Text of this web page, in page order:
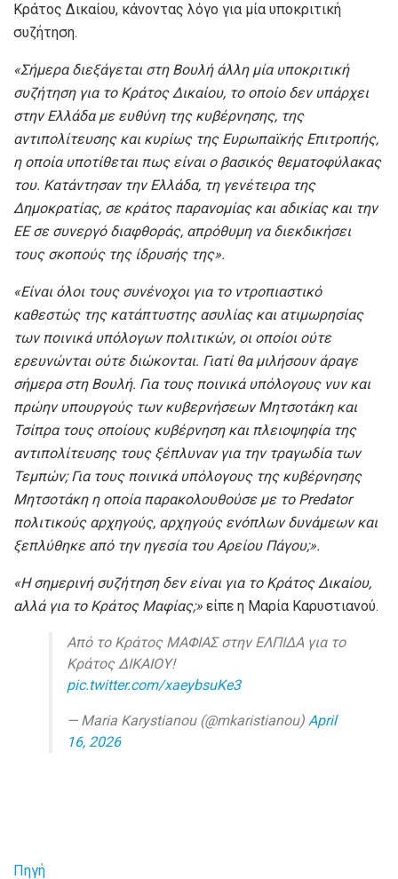
Κράτος Δικαίου, κάνοντας λόγο για μία υποκριτική
συζήτηση.
«Σήμερα διεξάγεται στη Βουλή άλλη μία υποκριτική
συζήτηση για το Κράτος Δικαίου, το οποίο δεν υπάρχει
στην Ελλάδα με ευθύνη της κυβέρνησης, της
αντιπολίτευσης και κυρίως της Ευρωπαϊκής Επιτροπής,
η οποία υποτίθεται πως είναι ο βασικός θεματοφύλακας
του. Κατάντησαν την Ελλάδα, τη γενέτειρα της
Δημοκρατίας, σε κράτος παρανομίας και αδικίας και την
ΕΕ σε συνεργό διαφθοράς, απρόθυμη να διεκδικήσει
τους σκοπούς της ίδρυσής της».
«Είναι όλοι τους συνένοχοι για το ντροπιαστικό
καθεστώς της κατάπτυστης ασυλίας και ατιμωρησίας
των ποινικά υπόλογων πολιτικών, οι οποίοι ούτε
ερευνώνται ούτε διώκονται. Γιατί θα μιλήσουν άραγε
σήμερα στη Βουλή. Για τους ποινικά υπόλογους νυν και
πρώην υπουργούς των κυβερνήσεων Μητσοτάκη και
Τσίπρα τους οποίους κυβέρνηση και πλειοψηφία της
αντιπολίτευσης τους ξέπλυναν για την τραγωδία των
Τεμπών; Για τους ποινικά υπόλογους της κυβέρνησης
Μητσοτάκη η οποία παρακολουθούσε με το Predator
πολιτικούς αρχηγούς, αρχηγούς ενόπλων δυνάμεων και
ξεπλύθηκε από την ηγεσία του Αρείου Πάγου;».
«Η σημερινή συζήτηση δεν είναι για το Κράτος Δικαίου,
αλλά για το Κράτος Μαφίας;» είπε η Μαρία Καρυστιανού.
Από το Κράτος ΜΑΦΙΑΣ στην ΕΛΠΙΔΑ για το
Κράτος ΔΙΚΑΙΟΥ!
pic.twitter.com/xaeybsuKe3
— Maria Karystianou (@mkaristianou) April
16, 2026
Πηγή